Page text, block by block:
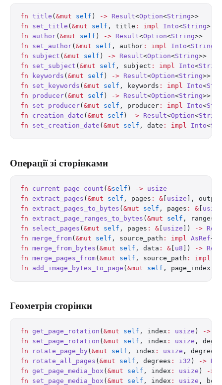
fn title ( &mut self ) -> Result<Option<String>>
fn set_title ( &mut self , title : impl Into<String>)
fn author( &mut self ) -> Result<Option<String>>
fn set_author( &mut self , author : impl Into<String
fn subject ( &mut self ) -> Result<Option<String>>
fn set_subject ( &mut self , subject : impl Into<String
fn keywords ( &mut self ) -> Result<Option<String>>
fn set_keywords ( &mut self , keywords : impl Into<
fn producer( &mut self ) -> Result<Option<String>>
fn set_producer( &mut self , producer : impl Into<
fn creation_date ( &mut self ) -> Result<Option<String
fn set_creation_date ( &mut self , date : impl Into<
Операції зі сторінками
fn current_page_count ( &self ) -> usize
fn extract_pages ( &mut self , pages : & usize ], output
fn extract_pages_to_bytes ( &mut self , pages : & usize
fn extract_page_ranges_to_bytes ( &mut self , ranges
fn select_pages ( &mut self , pages : & usize ]) ->
fn merge_from( &mut self , source_path : impl AsRef<
fn merge_from_bytes ( &mut self , data : & u8 ]) ->
fn merge_pages_from( &mut self , source_path : impl
fn add_image_bytes_to_page ( &mut self , page_index
Геометрія сторінки
fn get_page_rotation ( &mut self , index : usize ) ->
fn set_page_rotation ( &mut self , index : usize ,
fn rotate_page_by ( &mut self , index : usize , degrees
fn rotate_all_pages ( &mut self , degrees : i32 ) ->
fn get_page_media_box ( &mut self , index : usize ) ->
fn set_page_media_box ( &mut self , index : usize , box_